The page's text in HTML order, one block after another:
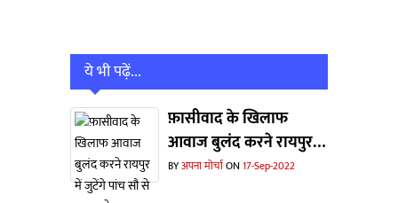
ये भी पढ़ें...
फ़ासीवाद के खिलाफ
आवाज बुलंद करने रायपुर में
जुटेंगे पांच सौ से ज्यादा
BYअपना मोर्चाON17-Sep-2022